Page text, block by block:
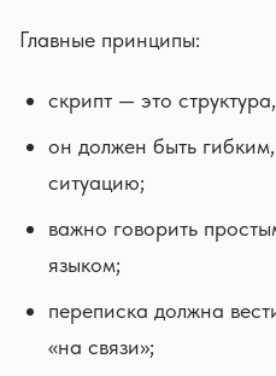
Главные принципы:
скрипт — это
он должен быть
ситуацию;
важно говорить
языком;
переписка должна
«на связи»;